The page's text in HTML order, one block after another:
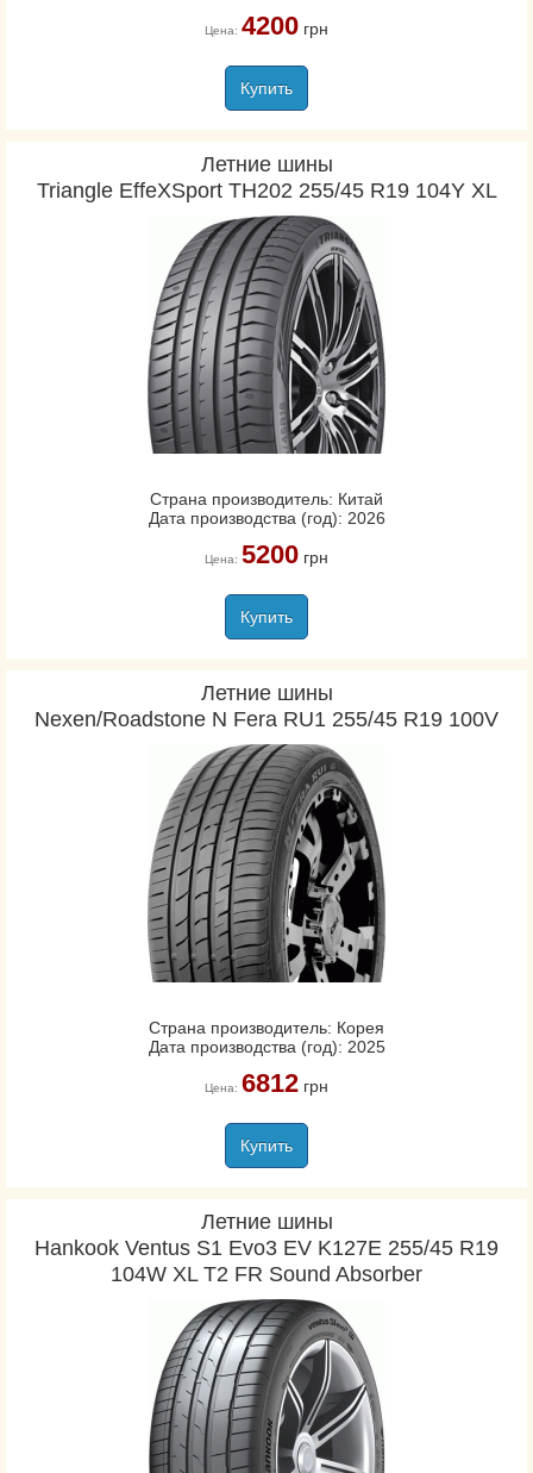
Цена: 4200грн
Купить
Летние шины
Triangle EffeXSport TH202 255/45 R19 104Y XL
Страна производитель: Китай
Дата производства (год): 2026
Цена: 5200грн
Купить
Летние шины
Nexen/Roadstone N Fera RU1 255/45 R19 100V
Страна производитель: Корея
Дата производства (год): 2025
Цена: 6812грн
Купить
Летние шины
Hankook Ventus S1 Evo3 EV K127E 255/45 R19
104W XL T2 FR Sound Absorber